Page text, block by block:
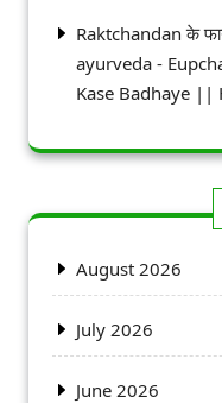
Raktchandan के
ayurveda -
Kase Badhaye ||
August 2026
July 2026
June 2026